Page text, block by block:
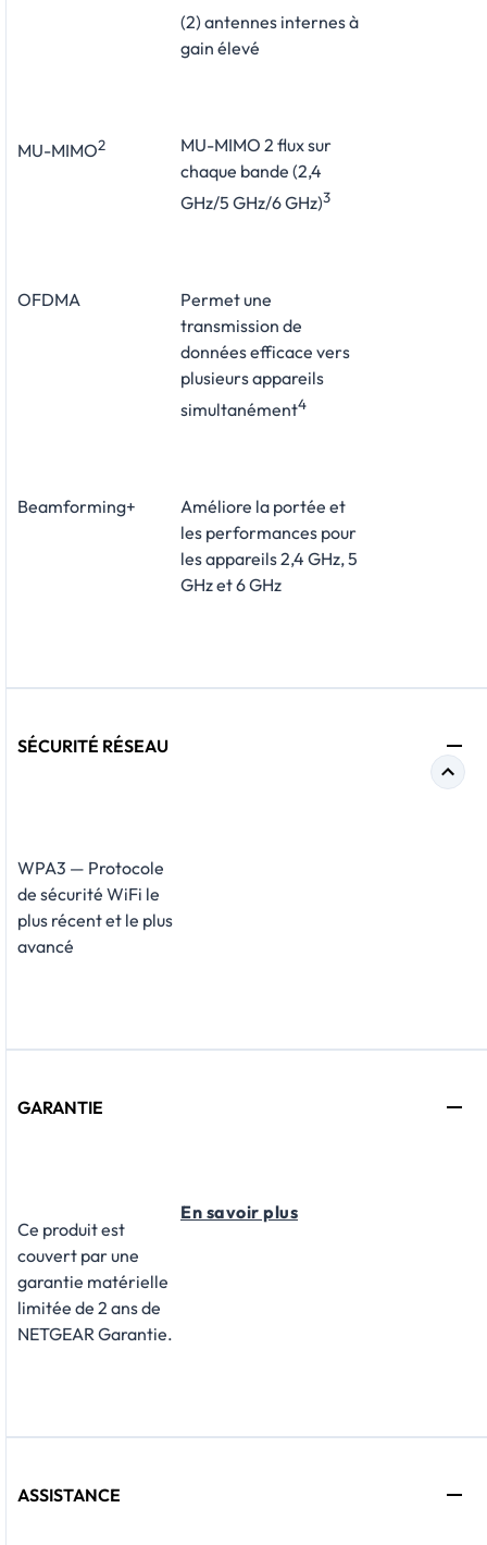
(2) antennes internes à
gain élevé
MU-MIMO2
MU-MIMO 2 flux sur
chaque bande (2,4
GHz/5 GHz/6 GHz)3
OFDMA
Permet une
transmission de
données efficace vers
plusieurs appareils
simultanément4
Beamforming+
Améliore la portée et
les performances pour
les appareils 2,4 GHz, 5
GHz et 6 GHz
SÉCURITÉ RÉSEAU
WPA3 — Protocole
de sécurité WiFi le
plus récent et le plus
avancé
GARANTIE
Ce produit est
couvert par une
garantie matérielle
limitée de 2 ans de
NETGEAR Garantie.
En savoir plus
ASSISTANCE